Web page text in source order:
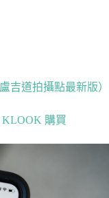
吉道拍攝點最新版）
KLOOK 購買